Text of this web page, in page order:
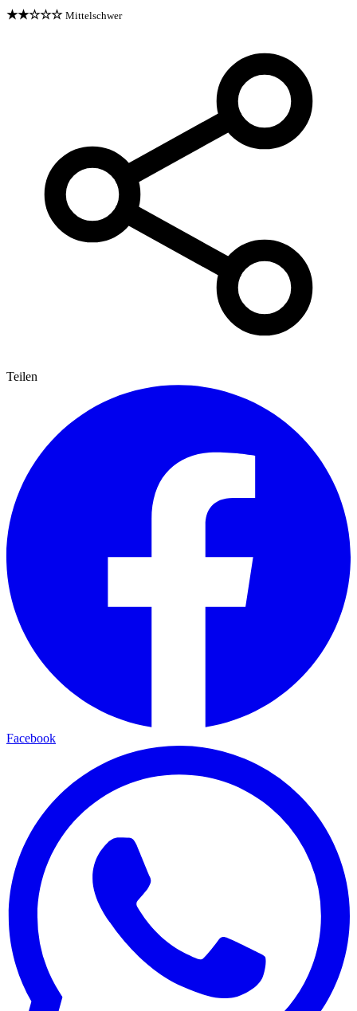
★★☆☆☆ Mittelschwer
Teilen
Facebook